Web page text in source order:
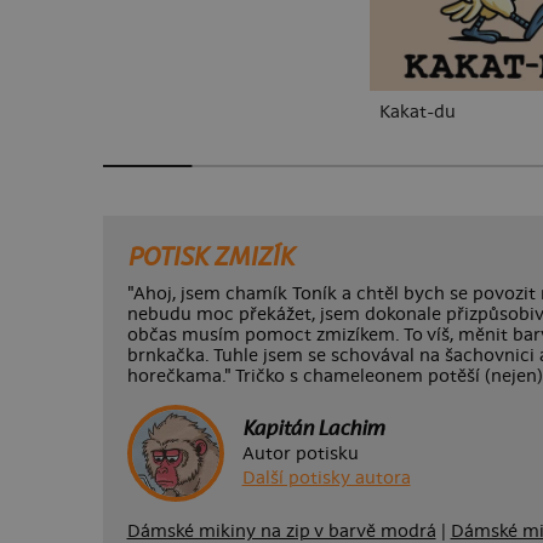
Kakat-du
POTISK ZMIZÍK
"Ahoj, jsem chamík Toník a chtěl bych se
nebudu moc překážet, jsem dokonale
občas musím pomoct zmizíkem. To víš, měnit
brnkačka. Tuhle jsem se schovával na šachovnici
horečkama." Tričko s chameleonem potěší
Kapitán Lachim
Autor potisku
Další potisky autora
Dámské mikiny na zip v barvě modrá
Dámské